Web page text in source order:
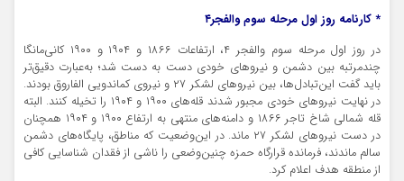
* کارنامه روز اول مرحله سوم والفجر۴
در روز اول مرحله سوم والفجر ۴، ارتفاعات ۱۸۶۶ و ۱۹۰۴ و ۱۹۰۰ کانی‌مانگا
چندمرتبه بین دشمن و نیروهای خودی دست به دست شد؛ به‌عبارت دقیق‌تر
باید گفت این‌تبادل‌ها، بین نیروهای لشکر ۲۷ و نیروی کماندویی الفاروق بودند.
در نهایت نیروهای خودی مجبور شدند قله‌های ۱۹۰۰ و ۱۹۰۴ را تخیله کنند. البته
قله شمالی شاخ تاجر ۱۸۶۶ و دامنه‌های منتهی به ارتفاع ۱۹۰۰ و ۱۹۰۴ همچنان
در دست نیروهای لشکر ۲۷ ماند. در این‌وضعیت که مناطق، پایگاه‌های دشمن
سالم ماندند، فرمانده قرارگاه حمزه چنین‌وضعی را ناشی از فقدان شناسایی کافی
از منطقه هدف اعلام کرد.